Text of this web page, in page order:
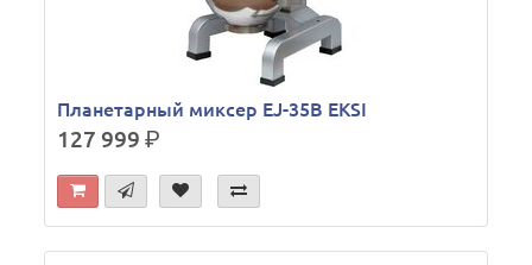
Планетарный миксер EJ-35B EKSI
127 999р.